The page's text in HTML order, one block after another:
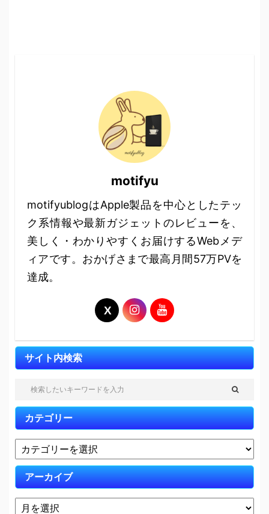
motifyu
motifyublogはApple製品を中心としたテッ
ク系情報や最新ガジェットのレビューを、
美しく・わかりやすくお届けするWebメデ
ィアです。おかげさまで最高月間57万PVを
達成。
サイト内検索
カテゴリー
アーカイブ